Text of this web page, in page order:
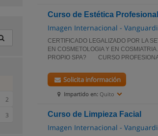
Curso de Estética Profesional
Imagen Internacional -
CERTIFICADO LEGALIZADO POR LA
EN COSMETOLOGIA Y EN
PROPIO SPA? CURSO
Impartido en: Quito
Solicita información
Curso de Limpieza Facial
Imagen Internacional -
2
3